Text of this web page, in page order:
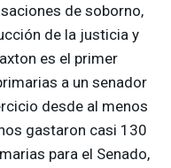
de soborno,
de la justicia y
es el primer
a un senador
desde al menos
gastaron casi 130
para el Senado,